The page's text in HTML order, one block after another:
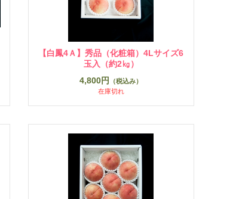
【白鳳4Ａ】秀品（化粧箱）4Lサイズ6
玉入（約2㎏）
4,800円
（税込み）
在庫切れ